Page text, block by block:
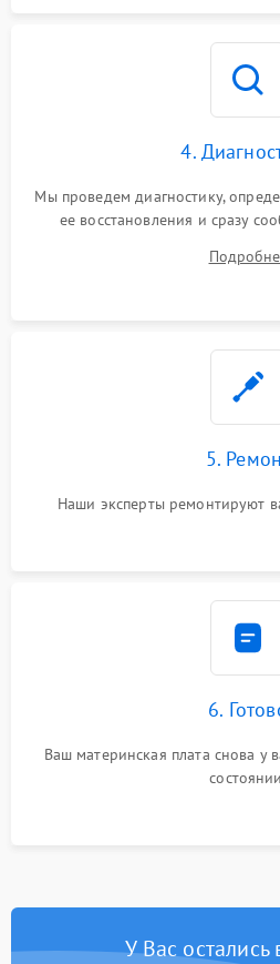
4.
Мы проведем диагностику,
ее восстановления и сразу
5.
Наши эксперты ремонтируют
6.
Ваш материнская плата снова у
У Вас